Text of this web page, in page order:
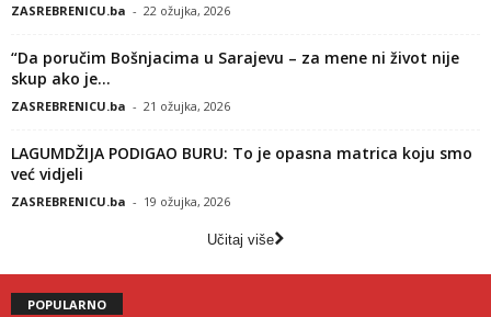
ZASREBRENICU.ba - 22 ožujka, 2026
“Da poručim Bošnjacima u Sarajevu – za mene ni život nije
skup ako je...
ZASREBRENICU.ba - 21 ožujka, 2026
LAGUMDŽIJA PODIGAO BURU: To je opasna matrica koju smo
već vidjeli
ZASREBRENICU.ba - 19 ožujka, 2026
Učitaj više
POPULARNO